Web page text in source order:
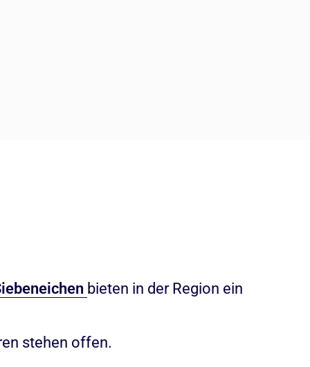
bieten in der Region ein
stehen offen.